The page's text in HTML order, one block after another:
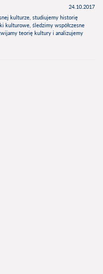
24.10.2017
kulturze, studiujemy historię
kulturowe, śledzimy współczesne
teorię kultury i analizujemy